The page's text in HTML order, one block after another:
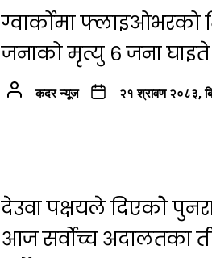
ग्वार्कोमा फ्लाइओभरको
जनाको मृत्यु ६ जना घाइते
कदर न्यूज २१ श्रावण २०८३,
देउवा पक्षयले दिएकोे
आज सर्वोच्च अदालतका